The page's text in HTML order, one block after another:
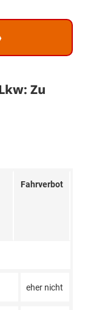
Zu
Fahrverbot
eher nicht